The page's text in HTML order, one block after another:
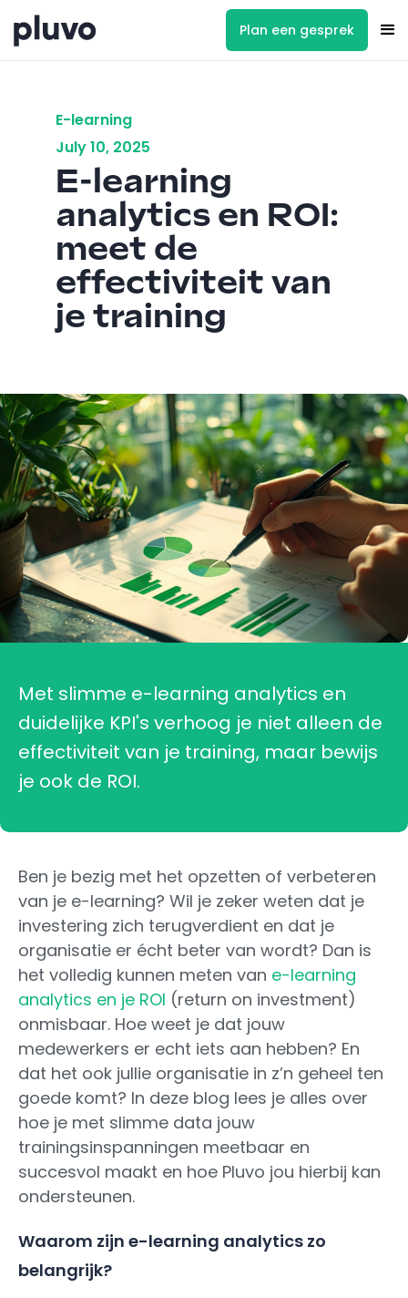
Plan een gesprek
E-learning
July 10, 2025
E-learning
analytics en ROI:
meet de
effectiviteit van
je training
Met slimme e-learning analytics en
duidelijke KPI's verhoog je niet alleen de
effectiviteit van je training, maar bewijs
je ook de ROI.
Ben je bezig met het opzetten of verbeteren
van je e-learning? Wil je zeker weten dat je
investering zich terugverdient en dat je
organisatie er écht beter van wordt? Dan is
het volledig kunnen meten van e-learning
analytics en je ROI (return on investment)
onmisbaar. Hoe weet je dat jouw
medewerkers er echt iets aan hebben? En
dat het ook jullie organisatie in z’n geheel ten
goede komt? In deze blog lees je alles over
hoe je met slimme data jouw
trainingsinspanningen meetbaar en
succesvol maakt en hoe Pluvo jou hierbij kan
ondersteunen.
Waarom zijn e-learning analytics zo
belangrijk?